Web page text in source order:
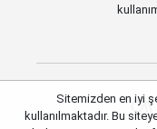
Sitemizden en iyi
kullanılmaktadır. Bu